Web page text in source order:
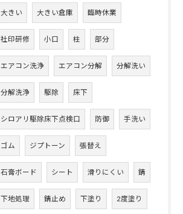
大きい 大きい倉庫 臨時休業
社印研修 小口 柱 部分
エアコン洗浄 エアコン分解 分解洗い
分解洗浄 駆除 床下
シロアリ駆除床下点検口 防御 手洗い
ゴム ジプトーン 張替え
石膏ボード シート 滑りにくい 錆
下地処理 錆止め 下塗り 2度塗り